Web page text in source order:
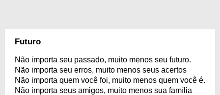
Futuro
Não importa seu passado, muito menos seu futuro.
Não importa seu erros, muito menos seus acertos
Não importa quem você foi, muito menos quem você é.
Não importa seus amigos, muito menos sua família